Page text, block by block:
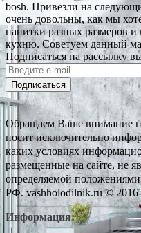
bosh. Привезли на
очень довольны, как мы
напитки разных размеров
кухню. Советуем данный
Подписаться на рассылку
Подписаться
Обращаем Ваше внимание
носит исключительно
каких условиях
размещенные на сайте, не
определяемой положениями
РФ. vashholodilnik.ru ©
Информация: